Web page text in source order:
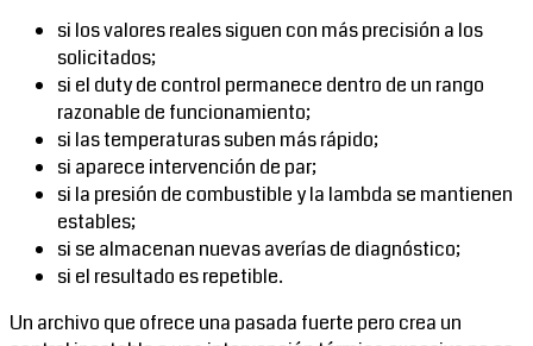
si los valores reales siguen con más precisión a los
solicitados;
si el duty de control permanece dentro de un rango
razonable de funcionamiento;
si las temperaturas suben más rápido;
si aparece intervención de par;
si la presión de combustible y la lambda se mantienen
estables;
si se almacenan nuevas averías de diagnóstico;
si el resultado es repetible.
Un archivo que ofrece una pasada fuerte pero crea un